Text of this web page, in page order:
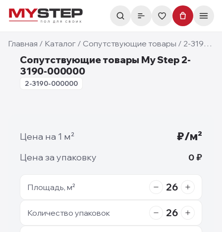
Главная / Каталог / Сопутствующие товары / 2-3190-000000
Сопутствующие товары My Step 2-
3190-000000
2-3190-000000
Цена на 1 м² ₽/м²
Цена за упаковку 0₽
Площадь, м² 26
Количество упаковок 26